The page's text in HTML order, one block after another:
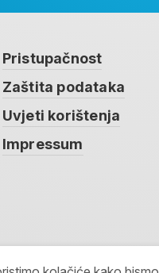
Pristupačnost
Zaštita podataka
Uvjeti korištenja
Impressum